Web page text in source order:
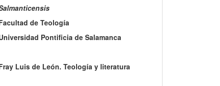
de Teología
Pontificia de Salamanca
Luis de León. Teología y literatura